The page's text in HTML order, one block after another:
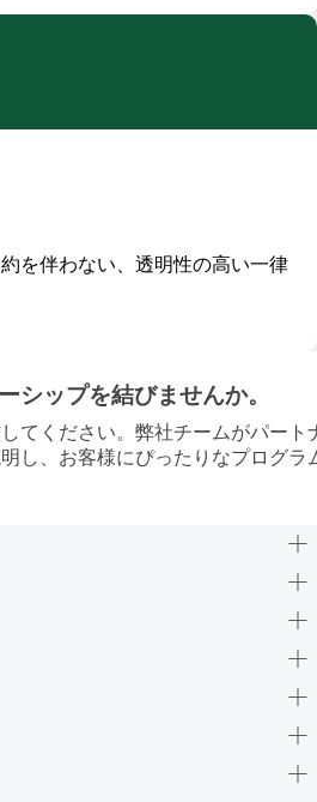
を伴わない、透明性の高い一律
シップを結びませんか。 ·
シップを結びませんか。
てください。弊社チームがパート
し、お客様にぴったりなプログラ